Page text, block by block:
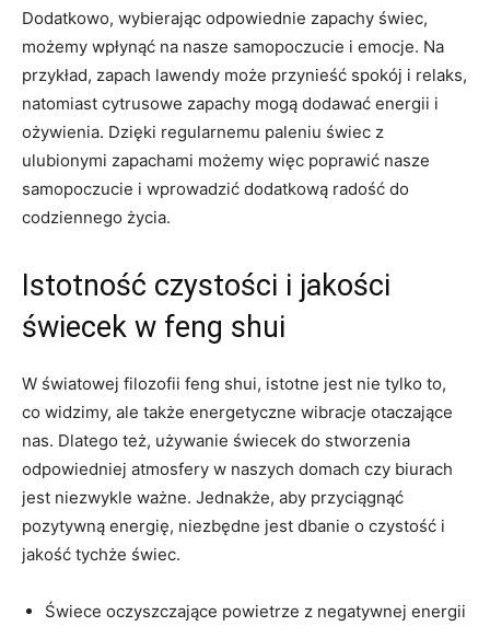
Dodatkowo, wybierając odpowiednie zapachy świec,
możemy wpłynąć na⁣ nasze samopoczucie i‌ emocje. Na
przykład, zapach lawendy może przynieść spokój ⁤i relaks,
natomiast cytrusowe zapachy ⁢mogą dodawać energii i
ożywienia. Dzięki regularnemu paleniu świec z
ulubionymi zapachami możemy więc‍ poprawić ‍nasze
samopoczucie i‌ wprowadzić dodatkową radość ⁣do
codziennego życia.
Istotność czystości i jakości
świecek w feng shui
W światowej filozofii feng shui, istotne jest⁢ nie tylko to,
co​ widzimy, ale także energetyczne wibracje otaczające
nas. Dlatego też, używanie świecek do stworzenia
odpowiedniej atmosfery w naszych domach czy biurach
jest niezwykle ważne. Jednakże, aby ​przyciągnąć
pozytywną energię, niezbędne⁣ jest dbanie o czystość​ i
jakość​ tychże⁢ świec.
Świece oczyszczające powietrze z negatywnej⁢ energii